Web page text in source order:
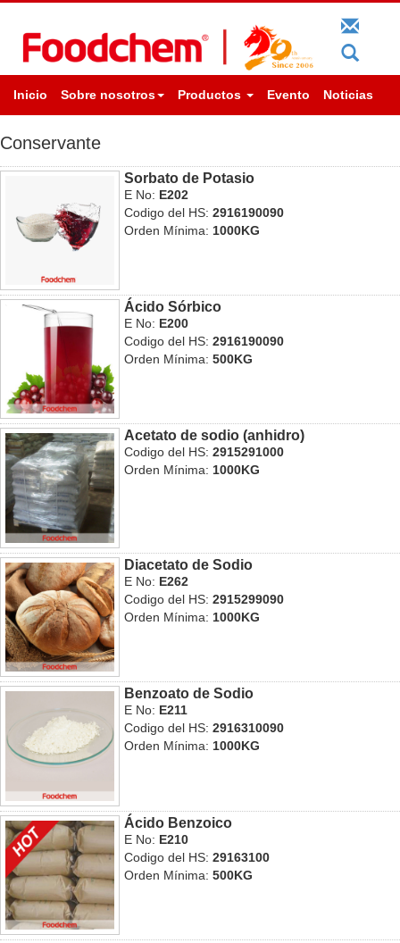
Inicio Sobre nosotros Productos Evento Noticias
Conservante
Sorbato de Potasio
E No: E202
Codigo del HS:2916190090
Orden Mínima: 1000KG
Ácido Sórbico
E No: E200
Codigo del HS:2916190090
Orden Mínima:500KG
Acetato de sodio (anhidro)
Codigo del HS:2915291000
Orden Mínima:1000KG
Diacetato de Sodio
E No: E262
Codigo del HS:2915299090
Orden Mínima: 1000KG
Benzoato de Sodio
E No: E211
Codigo del HS:2916310090
Orden Mínima:1000KG
Ácido Benzoico
E No: E210
Codigo del HS:29163100
Orden Mínima:500KG